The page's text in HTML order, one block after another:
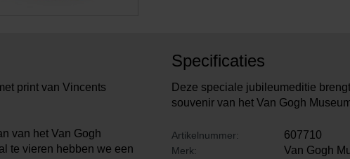
print van Vincents
van het Van Gogh
te vieren hebben we een
Specificaties
Deze speciale jubileumeditie
souvenir van het Van Gogh
Artikelnummer: 607710
Merk: Van Gogh